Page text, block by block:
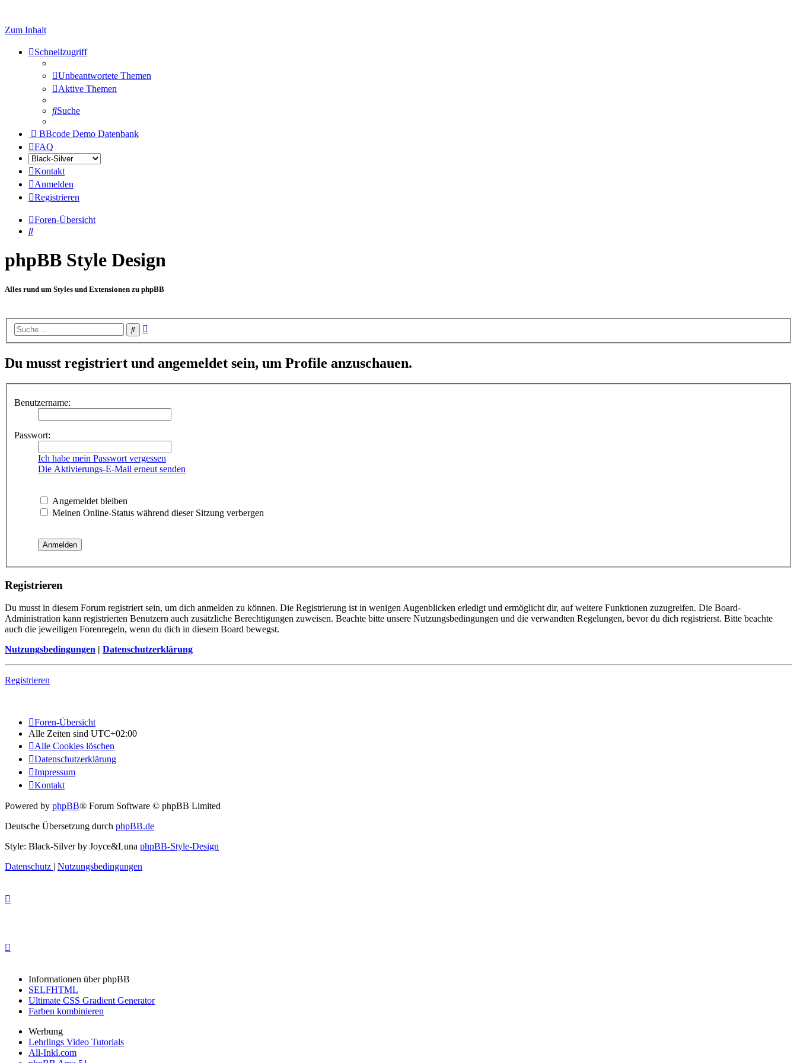
Zum Inhalt
Schnellzugriff
Unbeantwortete Themen
Aktive Themen
Suche
BBcode Demo Datenbank
FAQ
Kontakt
Anmelden
Registrieren
Foren-Übersicht
Suche
phpBB Style Design
Alles rund um Styles und Extensionen zu phpBB
Suche
Du musst registriert und angemeldet sein, um Profile anzuschauen.
Benutzername:
Passwort:
Ich habe mein Passwort vergessen
Die Aktivierungs-E-Mail erneut senden
Angemeldet bleiben
Meinen Online-Status während dieser Sitzung verbergen
Registrieren
Du musst in diesem Forum registriert sein, um dich anmelden zu können. Die Registrierung ist in wenigen Augenblicken erledigt und ermöglicht dir, auf weitere Funktionen zuzugreifen. Die Board-
Administration kann registrierten Benutzern auch zusätzliche Berechtigungen zuweisen. Beachte bitte unsere Nutzungsbedingungen und die verwandten Regelungen, bevor du dich registrierst. Bitte beachte
auch die jeweiligen Forenregeln, wenn du dich in diesem Board bewegst.
Nutzungsbedingungen | Datenschutzerklärung
Registrieren
Foren-Übersicht
Alle Zeiten sind UTC+02:00
Alle Cookies löschen
Datenschutzerklärung
Impressum
Kontakt
Powered by phpBB® Forum Software © phpBB Limited
Deutsche Übersetzung durch phpBB.de
Style: Black-Silver by Joyce&Luna phpBB-Style-Design
Datenschutz | Nutzungsbedingungen
Informationen über phpBB
SELFHTML
Ultimate CSS Gradient Generator
Farben kombinieren
Werbung
Lehrlings Video Tutorials
All-Inkl.com